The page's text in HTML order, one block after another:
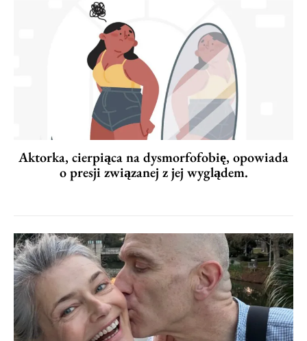
Aktorka, cierpiąca na dysmorfofobię, opowiada
o presji związanej z jej wyglądem.